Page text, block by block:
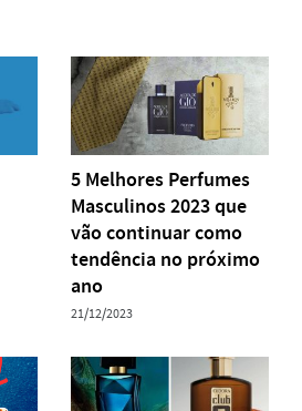
5 Melhores Perfumes
Masculinos 2023 que
vão continuar como
tendência no próximo
ano
21/12/2023